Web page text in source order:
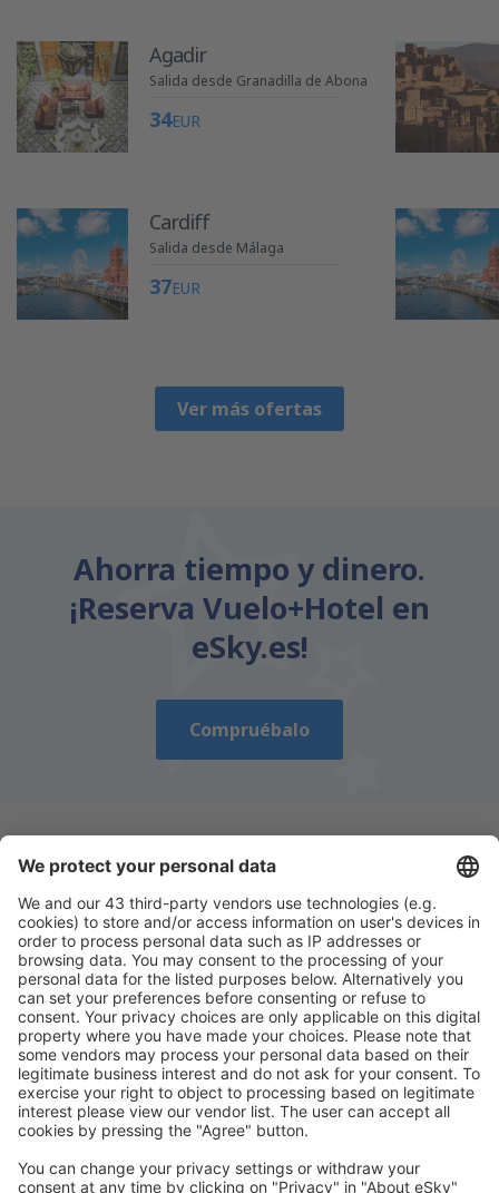
Agadir
Salida desde Granadilla de Abona
34EUR
Cardiff
Salida desde Málaga
37EUR
Ver más ofertas
Ahorra tiempo y dinero.
¡Reserva Vuelo+Hotel en
eSky.es!
Compruébalo
Descarga nuestra appy planifica
cómodamente tus viajes
Planifica tu viaje